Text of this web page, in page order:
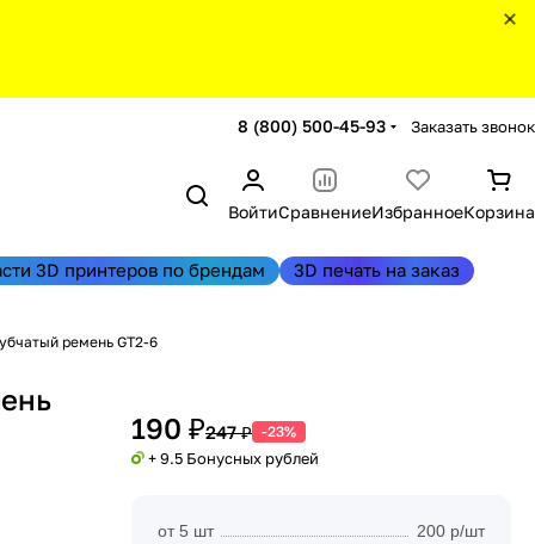
8 (800) 500-45-93 Заказать звонок
ВойтиСравнениеИзбранноеКорзина
3D принтеров по брендам 3D печать на заказ
ремень GT2-6
190 ₽247 ₽ -23%
+ 9.5 Бонусных рублей
от 5 шт
200 р/шт